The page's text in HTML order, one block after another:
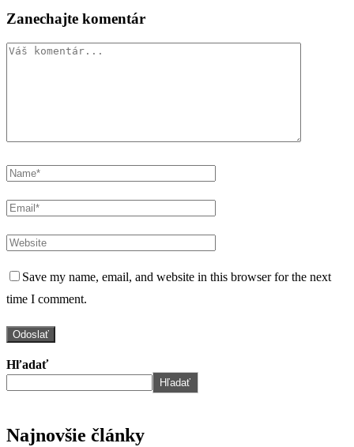
Zanechajte komentár
Save my name, email, and website in this browser for the next
time I comment.
Hľadať
Hľadať
Najnovšie články